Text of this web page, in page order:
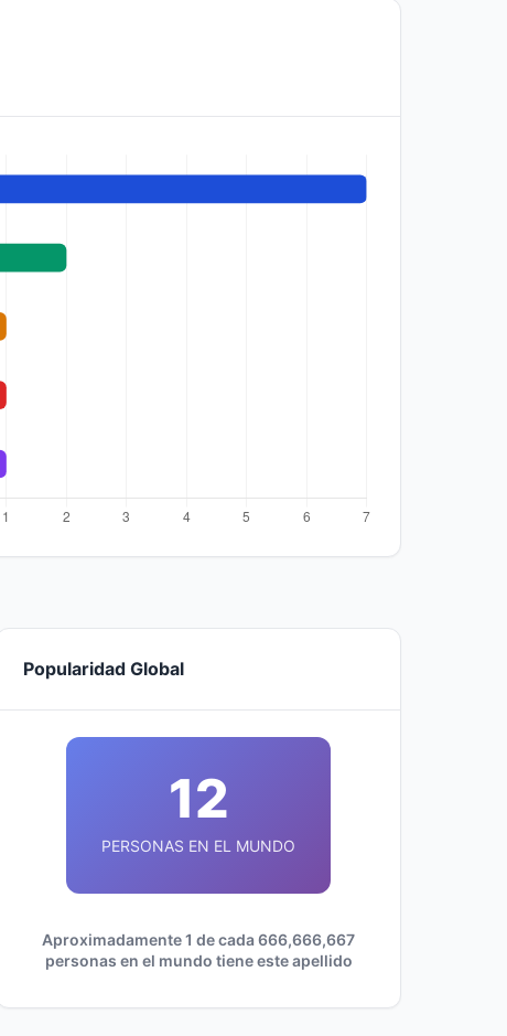
Popularidad Global
12
PERSONAS EN EL MUNDO
Aproximadamente 1 de cada 666,666,667
personas en el mundo tiene este apellido